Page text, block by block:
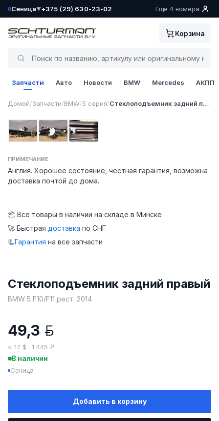
Сеница▼
Ваш склад определён как:
+375 (29) 630-23-02 Ещё 4 номера
Корзина
Запчасти Авто Новости BMW Mercedes АКПП
Домой/Запчасти/BMW/5 серия/ Стеклоподъемник задний правый
1 / 3
ПРИМЕЧАНИЕ
Англия. Хорошее состояние, честная гарантия, возможна
доставка почтой до дома.
📦 Все товары в наличии на складе в Минске
🚀 Быстрая доставка по СНГ
📃Гарантия на все запчасти
Стеклоподъемник задний правый
BMW 5 F10/F11 рест. 2014
49,3
≈ 17 $ · 1 445 ₽
В наличии
Сеница
Добавить в корзину